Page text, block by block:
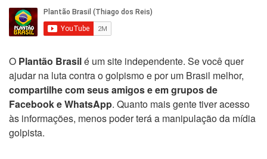
O Plantão Brasilé um site independente. Se você quer
ajudar na luta contra o golpismo e por um Brasil melhor,
compartilhe com seus amigos e em grupos de
Facebook e WhatsApp. Quanto mais gente tiver acesso
às informações, menos poder terá a manipulação da mídia
golpista.